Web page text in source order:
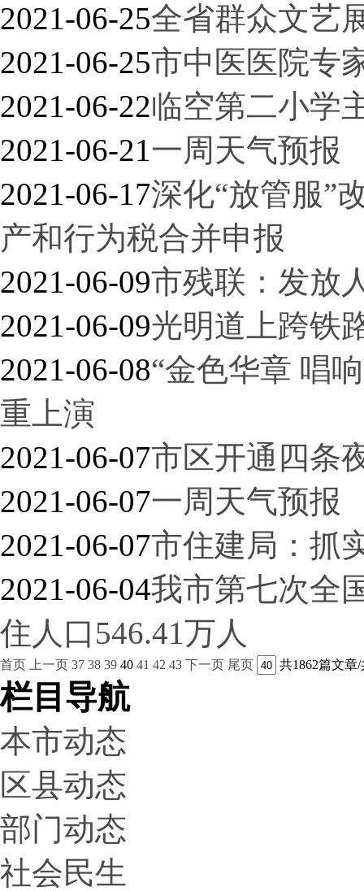
2021-06-25全省群众文艺
2021-06-25市中医医院专
2021-06-22临空第二小学
2021-06-21一周天气预报
2021-06-17深化“放管服”
产和行为税合并申报
2021-06-09市残联：发放
2021-06-09光明道上跨铁
2021-06-08“金色华章 唱
重上演
2021-06-07市区开通四条
2021-06-07一周天气预报
2021-06-07市住建局：抓
2021-06-04我市第七次全
住人口546.41万人
首页 上一页 37 38 39 40 41 42 43 下一页 尾页 共1862篇文章/
栏目导航
本市动态
区县动态
部门动态
社会民生